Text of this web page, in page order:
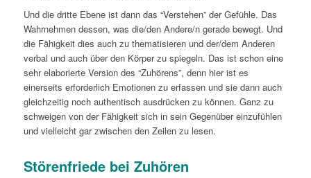
Und die dritte Ebene ist dann das “Verstehen” der Gefühle. Das
Wahrnehmen dessen, was die/den Andere/n gerade bewegt. Und
die Fähigkeit dies auch zu thematisieren und der/dem Anderen
verbal und auch über den Körper zu spiegeln. Das ist schon eine
sehr elaborierte Version des “Zuhörens”, denn hier ist es
einerseits erforderlich Emotionen zu erfassen und sie dann auch
gleichzeitig noch authentisch ausdrücken zu können. Ganz zu
schweigen von der Fähigkeit sich in sein Gegenüber einzufühlen
und vielleicht gar zwischen den Zeilen zu lesen.
Störenfriede bei Zuhören